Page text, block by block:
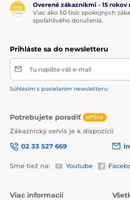
Overené zákazníkmi - 15 rokov
Viac ako 50 tisíc spokojných
spoľahlivého doručenia.
Prihláste sa do newsletteru
Tu napíšte váš e-mail
Súhlasím s posielaním newsletteru
Potrebujete poradiť offline
Zákaznický servis je k dispozícii
02 33 527 669
Sme tiež na: Youtube
Viac informacií